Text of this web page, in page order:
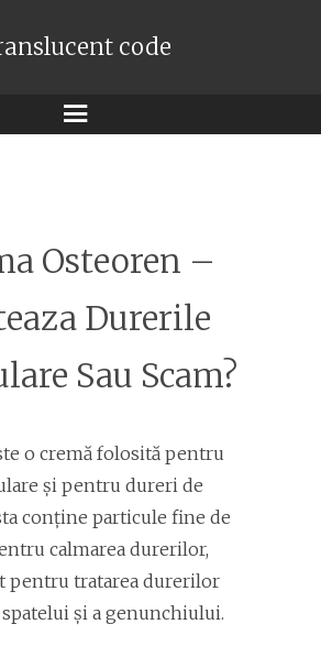
code
Meniu
Osteoren –
Durerile
Sau Scam?
o cremă folosită pentru
și pentru dureri de
conține particule fine de
calmarea durerilor,
pentru tratarea durerilor
și a genunchiului.